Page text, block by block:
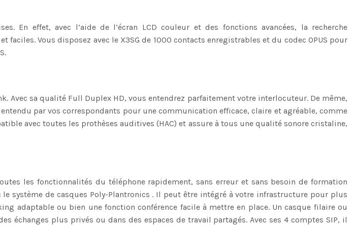
En effet, avec l’aide de l’écran LCD couleur et des fonctions avancées, la recherche
Vous disposez avec le X3SG de 1000 contacts enregistrables et du codec OPUS pour
Avec sa qualité Full Duplex HD, vous entendrez parfaitement votre interlocuteur. De même,
par vos correspondants pour une communication efficace, claire et agréable, comme
avec toutes les prothèses auditives (HAC) et assure à tous une qualité sonore cristaline,
les fonctionnalités du téléphone rapidement, sans erreur et sans besoin de formation
système de casques Poly-Plantronics . Il peut être intégré à votre infrastructure pour plus
adaptable ou bien une fonction conférence facile à mettre en place. Un casque filaire ou
plus privés ou dans des espaces de travail partagés. Avec ses 4 comptes SIP, il